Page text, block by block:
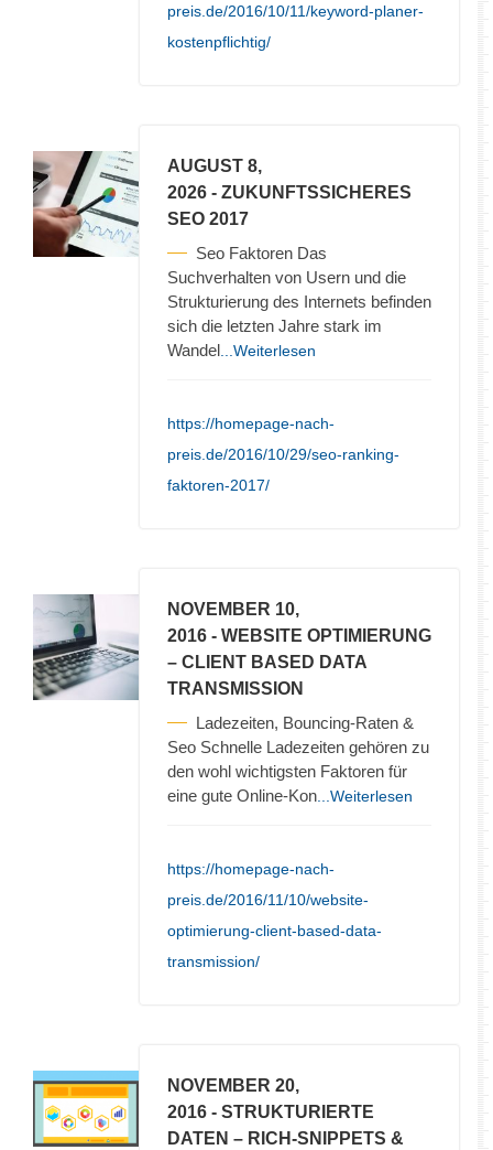
preis.de/2016/10/11/keyword-planer-
kostenpflichtig/
AUGUST 8,
2026 - ZUKUNFTSSICHERES
SEO 2017
Seo Faktoren Das
Suchverhalten von Usern und die
Strukturierung des Internets befinden
sich die letzten Jahre stark im
Wandel ...Weiterlesen
https://homepage-nach-
preis.de/2016/10/29/seo-ranking-
faktoren-2017/
NOVEMBER 10,
2016 - WEBSITE OPTIMIERUNG
– CLIENT BASED DATA
TRANSMISSION
Ladezeiten, Bouncing-Raten &
Seo Schnelle Ladezeiten gehören zu
den wohl wichtigsten Faktoren für
eine gute Online-Kon ...Weiterlesen
https://homepage-nach-
preis.de/2016/11/10/website-
optimierung-client-based-data-
transmission/
NOVEMBER 20,
2016 - STRUKTURIERTE
DATEN – RICH-SNIPPETS &